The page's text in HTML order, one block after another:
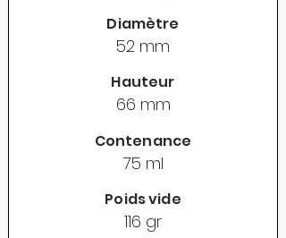
Diamètre
52 mm
Hauteur
66 mm
Contenance
75 ml
Poids vide
116 gr